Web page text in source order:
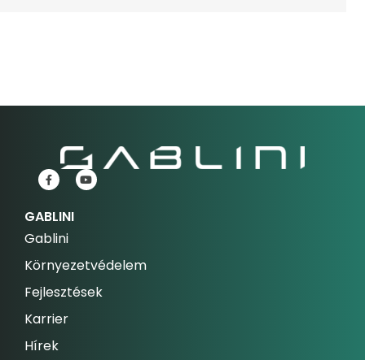
GABLINI
Gablini
Környezetvédelem
Fejlesztések
Karrier
Hírek